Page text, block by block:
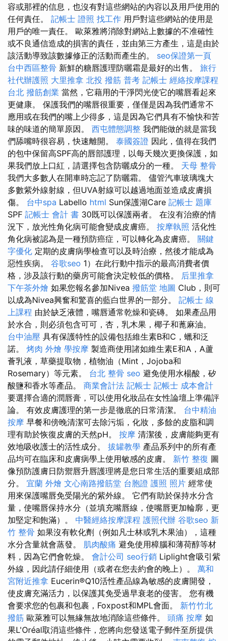
容或那裡的信息，也沒有對這些網站的內容以及用戶使用的
任何責任。 記帳士 證照 找工作 用戶對這些網站的使用是
用戶的唯一責任。 歐萊雅將消除對網站上數據的不准確性
或不良通信造成的損害的責任，並由第三方產生，這是由於
該活動導致該數據修正的活動而產生的。 seo保證第一頁
台中西區整骨 新鮮的糖唇護理防曬霜是最好的出售。 旅行
社代辦護照 大里推拿 北投 撥筋 普考 記帳士 經絡按摩課程
台北 撥筋創業 當然，它藉用的干淨閃光使它的嘴唇看起來
更健康。 保護我們的嘴唇很重要，僅僅是因為我們通常不
應用或在我們的嘴上少得多，這是因為它們具有不愉快和苦
味的味道的簡單原因。 西屯體態調整 我們能做的就是當我
們舔嘴時很容易，快速離開。 泰國簽證 因此，值得在我們
的包中保留高SPF高的唇部護理，以每天幾次更換保護，如
果我們放上口紅，請選擇包含防曬成分的一種。 天母 整骨
我們大多數人在開車時忘記了防曬霜。 儘管汽車玻璃塊大
多數紫外線射線，但UVA射線可以越過地面並造成皮膚損
傷。 台中spa Labello html Sun保護湖Care 記帳士 題庫
SPF 記帳士 會計 書 30既可以保護兩者。 在沒有治療的情
況下，放光性角化病可能會變成皮膚癌。 按摩執照 活化性
角化病被認為是一種預防癌症，可以轉化為皮膚癌。 關鍵
字優化 定期的皮膚病學檢查可以及時治療，然後才能成為
惡性疾病。 谷歌seo 1）在此行動中指示的最高消費者價
格，涉及該行動的藥房可能會決定較低的價格。 后里推拿
下午茶外燴 如果您報名參加Nivea 撥筋堂 地圖 Club，則可
以成為Nivea興奮和驚喜的藍白世界的一部分。 記帳士 線
上課程 由於缺乏液體，嘴唇通常乾燥和瓷磚。 如果產品用
於水合，則必須包含可可，杏，乳木果，椰子和蓖麻油。
台中油壓 具有保護特性的設備包括維生素B和C，蠟和泛
諾。 烤肉 外燴 學按摩 製造商使用諸如維生素E和A，A蘆
薈乳液，草藥提取物，植物油（Mint，Jojoba和
Rosemary）等元素。 台北 整骨 seo 避免使用水楊酸，矽
酸鹽和香水等產品。 商業會計法 記帳士 記帳士 成本會計
要選擇合適的潤唇膏，可以使用化妝品在女性論壇上準備評
論。 有效皮膚護理的第一步是徹底的日常清潔。 台中精油
按摩 早餐和傍晚清潔可去除污垢，化妝，多餘的皮脂和調
理有助於恢復皮膚的天然pH。 按摩 清潔後，皮膚能夠更有
效地吸收護士的活性成分。 拔罐教學 產品系列中的所有產
品均可在臨床和皮膚病學上使用敏感的皮膚。 新竹 整復 圖
像預防護膚日防禦唇升唇護理將是您日常生活的重要組成部
分。 宜蘭 外燴 文心南路撥筋堂 台胞證 護照 照片 經常使
用來保護嘴唇免受陽光的紫外線。 它們有助於保持水分含
量，使嘴唇保持水分（並填充嘴唇線，使嘴唇更加輪廓，更
加堅定和飽滿）。 中醫經絡按摩課程 護照代辦 谷歌seo 新
竹 整骨 如果沒有軟化劑（例如凡士林或乳木果油），這種
水分含量就會蒸發。 肌肉酸痛 避免使用樟腦和薄荷醇等材
料，因為它們會乾燥。 會計公司 seo行銷 Liplight會吸引紫
外線，因此請仔細使用（或者在您去約會的晚上）。 萬和
宮附近推拿 Eucerin®Q10活性產品線為敏感的皮膚開發，
使皮膚充滿活力，以保護其免受過早衰老的侵害。 您有機
會要求您的包裹和包裹，Foxpost和MPL會面。 新竹竹北
撥筋 歐萊雅可以無緣無故地消除這些條件。 頭痛 按摩 如
果L'Oréal取消這些條件，您將向您發送電子郵件至所提供